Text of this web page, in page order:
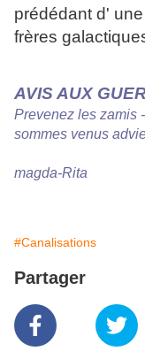
prédédant d'
frères
AVIS AUX
Prevenez les zamis
sommes venus
magda-Rita
#Canalisations
Partager